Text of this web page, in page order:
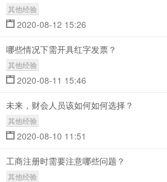
其他经验
2020-08-12 15:26
哪些情况下需开具红字发票？
其他经验
2020-08-11 15:46
未来，财会人员该如何如何选择？
其他经验
2020-08-10 11:51
工商注册时需要注意哪些问题？
其他经验